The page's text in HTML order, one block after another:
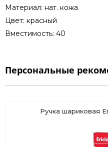
Материал: нат. кожа
Цвет: красный
Вместимость: 40
Персональные
Ручка шариковая